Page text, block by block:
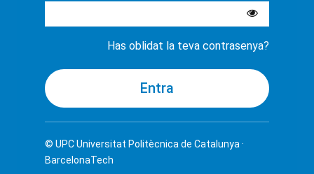
Has oblidat la teva contrasenya?
© UPCUniversitat Politècnica de Catalunya ·
BarcelonaTech